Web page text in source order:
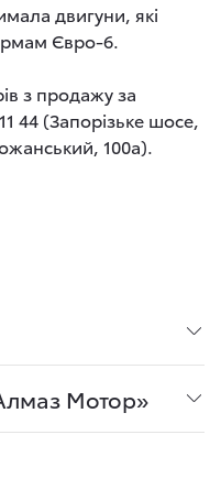
двигуни, які
Євро-6.
з продажу за
44 (Запорізьке шосе,
100а).
Мотор»